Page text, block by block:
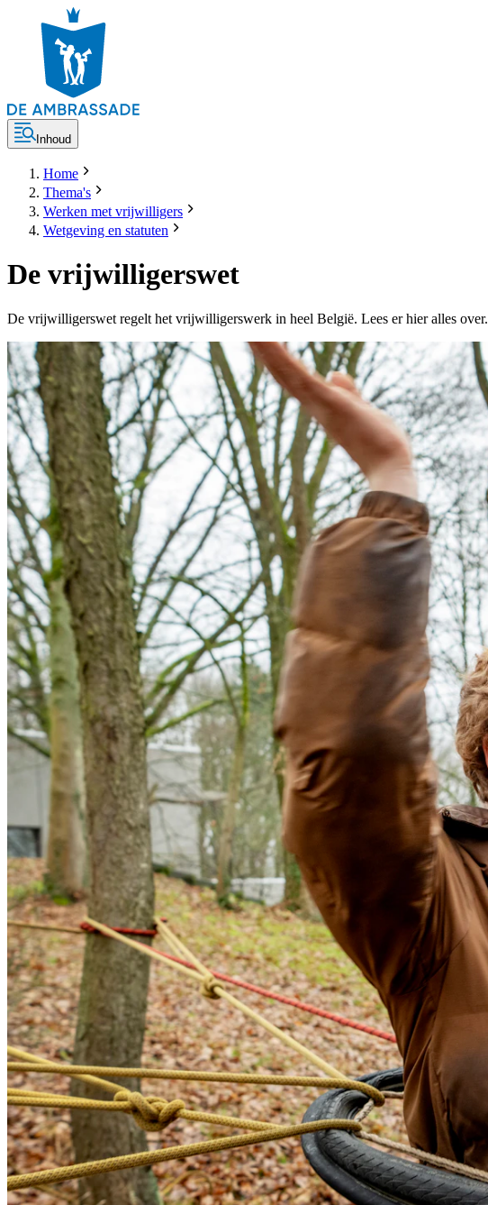
Inhoud
Home
Thema's
Werken met vrijwilligers
Wetgeving en statuten
De vrijwilligerswet
De vrijwilligerswet regelt het vrijwilligerswerk in heel België. Lees er hier alles over.